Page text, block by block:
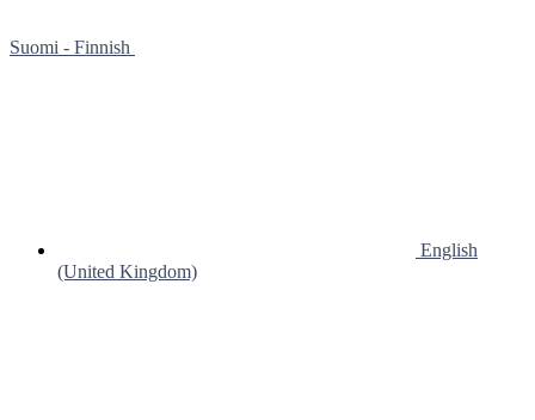
Suomi - Finnish
English
(United Kingdom)